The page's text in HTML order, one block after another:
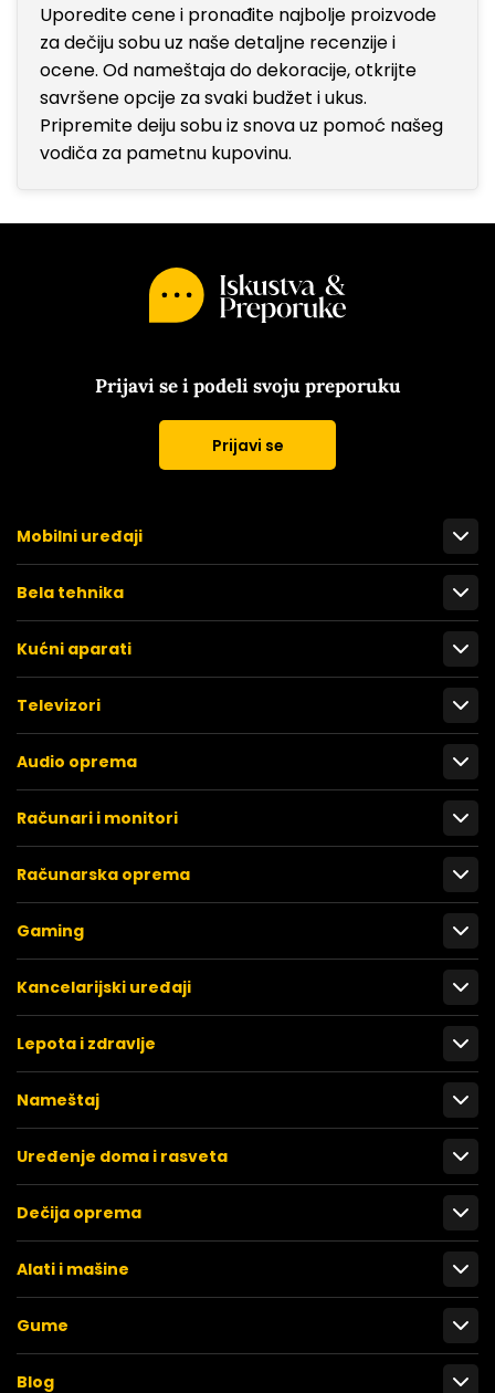
Uporedite cene i pronađite najbolje proizvode
za dečiju sobu uz naše detaljne recenzije i
ocene. Od nameštaja do dekoracije, otkrijte
savršene opcije za svaki budžet i ukus.
Pripremite deiju sobu iz snova uz pomoć našeg
vodiča za pametnu kupovinu.
Prijavi se i podeli svoju preporuku
Prijavi se
Mobilni uređaji
Bela tehnika
Kućni aparati
Televizori
Audio oprema
Računari i monitori
Računarska oprema
Gaming
Kancelarijski uređaji
Lepota i zdravlje
Nameštaj
Uređenje doma i rasveta
Dečija oprema
Alati i mašine
Gume
Blog